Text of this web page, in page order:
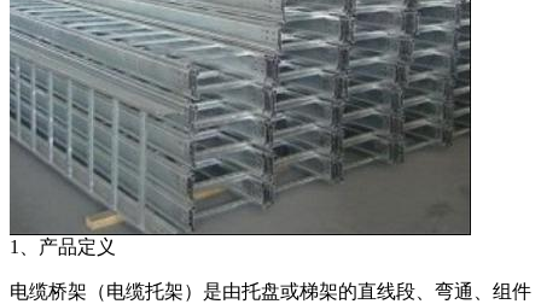
1、产品定义
电缆桥架（电缆托架）是由托盘或梯架的直线段、弯通、组件